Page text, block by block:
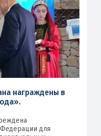
награждены в
для